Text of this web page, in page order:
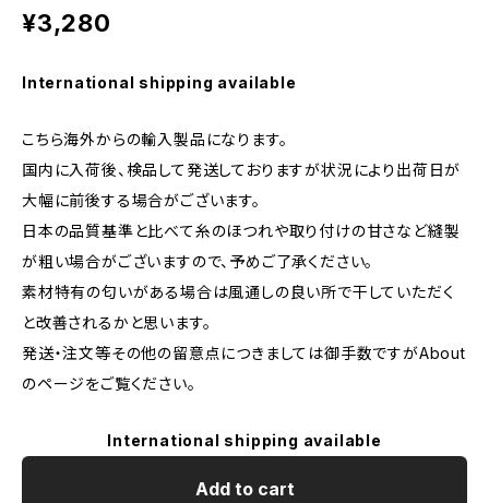
¥3,280
International shipping available
こちら海外からの輸入製品になります。
国内に入荷後、検品して発送しておりますが状況により出荷日が
大幅に前後する場合がございます。
日本の品質基準と比べて糸のほつれや取り付けの甘さなど縫製
が粗い場合がございますので、予めご了承ください。
素材特有の匂いがある場合は風通しの良い所で干していただく
と改善されるかと思います。
発送・注文等その他の留意点につきましては御手数ですがAbout
のページをご覧ください。
International shipping available
Add to cart